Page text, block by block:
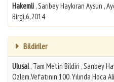
Hakemli , Sarıbey Haykıran Aysun ,
Birgi,6,2014
Bildiriler
Ulusal, Tam Metin Bildiri , Sarıbey
Özlem,Vefatının 100. Yılında Hoca